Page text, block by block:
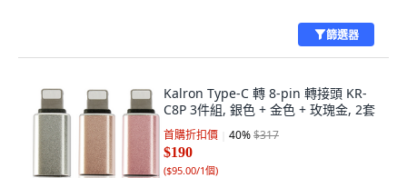
篩選器
Kalron Type-C 轉 8-pin 轉接頭 KR-
C8P 3件組, 銀色 + 金色 + 玫瑰金, 2套
首購折扣價 40%$317
$190
($95.00/1個)